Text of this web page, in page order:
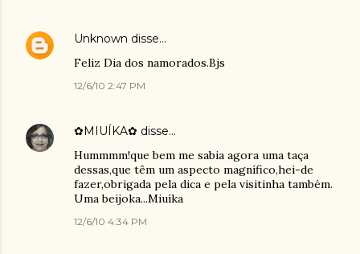
Unknown disse…
Feliz Dia dos namorados.Bjs
12/6/10 2:47 PM
✿MIUÍKA✿ disse…
Hummmm!que bem me sabia agora uma taça
dessas,que têm um aspecto magnífico,hei-de
fazer,obrigada pela dica e pela visitinha também.
Uma beijoka...Miuíka
12/6/10 4:34 PM